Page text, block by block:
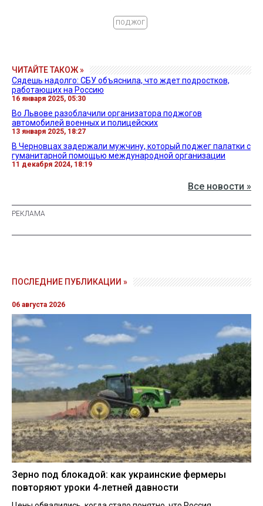
ПОДЖОГ
ЧИТАЙТЕ ТАКОЖ »
Сядешь надолго: СБУ объяснила, что ждет подростков,
работающих на Россию
16 января 2025, 05:30
Во Львове разоблачили организатора поджогов
автомобилей военных и полицейских
13 января 2025, 18:27
В Черновцах задержали мужчину, который поджег палатки с
гуманитарной помощью международной организации
11 декабря 2024, 18:19
Все новости »
ПОСЛЕДНИЕ ПУБЛИКАЦИИ »
06 августа 2026
Зерно под блокадой: как украинские фермеры
повторяют уроки 4-летней давности